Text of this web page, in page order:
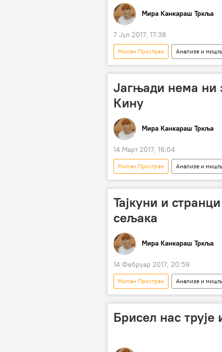
Мира Канкараш Тркља
7 Јул 2017, 17:38
Милан Простран Анализе и
Мађарска
Миладин
Јагњади нема ни
Кину
Мира Канкараш Тркља
14 Март 2017, 16:04
Милан Простран Анализе и
Коментари и Аналитика
јунетина
јагњетина
Тајкуни и
сељака
Мира Канкараш Тркља
14 Фебруар 2017, 20:59
Милан Простран Анализе и
Коментари и Аналитика
тајкуни
Брисел нас